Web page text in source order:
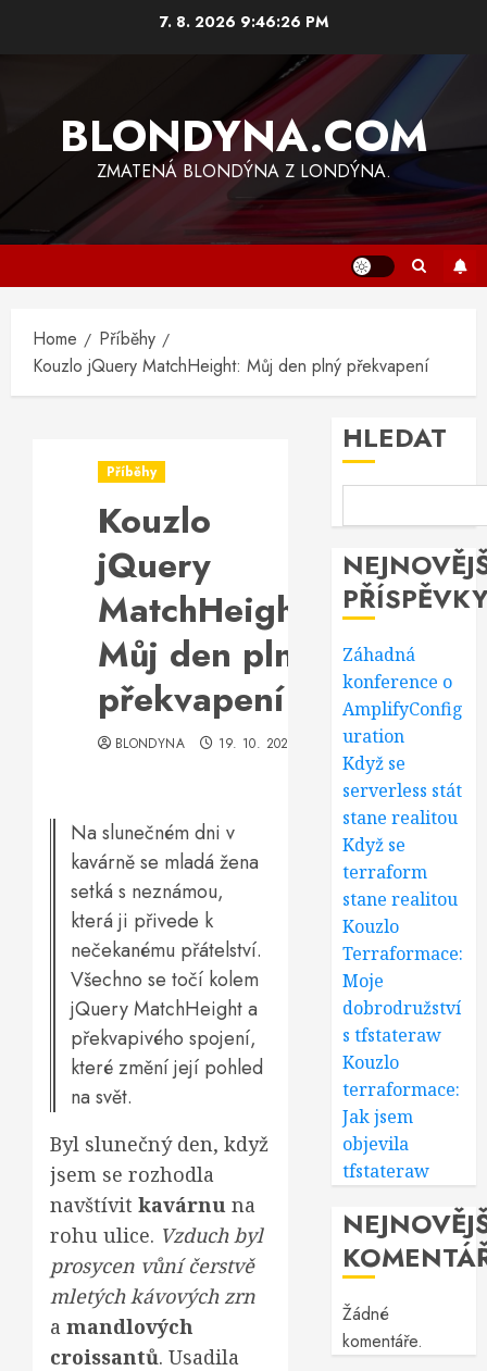
7. 8. 2026 9:46:26 PM
BLONDYNA.COM
ZMATENÁ BLONDÝNA Z LONDÝNA.
Home
Příběhy
Kouzlo jQuery MatchHeight: Můj den plný překvapení
Příběhy
Kouzlo
jQuery
MatchHeight:
Můj den plný
překvapení
BLONDYNA 19. 10. 2025
Na slunečném dni v
kavárně se mladá žena
setká s neznámou,
která ji přivede k
nečekanému přátelství.
Všechno se točí kolem
jQuery MatchHeight a
překvapivého spojení,
které změní její pohled
na svět.
Byl slunečný den, když
jsem se rozhodla
navštívit kavárnu na
rohu ulice. Vzduch byl
prosycen vůní čerstvě
mletých kávových zrn
a mandlových
croissantů. Usadila
HLEDAT
Záhadná
konference o
AmplifyConfig
uration
Když se
serverless stát
stane realitou
Když se
terraform
stane realitou
Kouzlo
Terraformace:
Moje
dobrodružství
s tfstateraw
Kouzlo
terraformace:
Jak jsem
objevila
tfstateraw
Žádné
komentáře.